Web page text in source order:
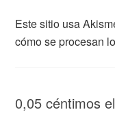
Este sitio usa
cómo se procesan
0,05 céntimos